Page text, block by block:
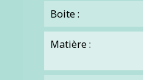
Boite :
Matière :